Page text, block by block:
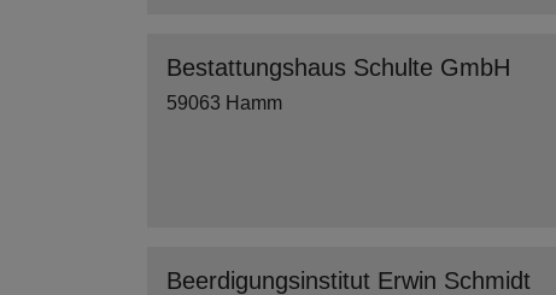
Bestattungshaus Schulte GmbH
59063 Hamm
Beerdigungsinstitut Erwin Schmidt